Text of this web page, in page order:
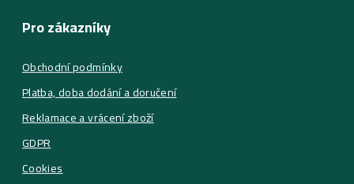
Pro zákazníky
Obchodní podmínky
Platba, doba dodání a doručení
Reklamace a vrácení zboží
GDPR
Cookies